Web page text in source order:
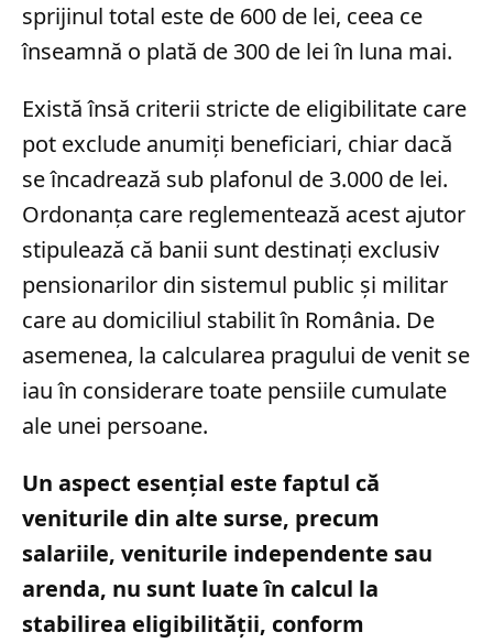
sprijinul total este de 600 de lei, ceea ce
înseamnă o plată de 300 de lei în luna mai.
Există însă criterii stricte de eligibilitate care
pot exclude anumiți beneficiari, chiar dacă
se încadrează sub plafonul de 3.000 de lei.
Ordonanța care reglementează acest ajutor
stipulează că banii sunt destinați exclusiv
pensionarilor din sistemul public și militar
care au domiciliul stabilit în România. De
asemenea, la calcularea pragului de venit se
iau în considerare toate pensiile cumulate
ale unei persoane.
Un aspect esențial este faptul că
veniturile din alte surse, precum
salariile, veniturile independente sau
arenda, nu sunt luate în calcul la
stabilirea eligibilității, conform